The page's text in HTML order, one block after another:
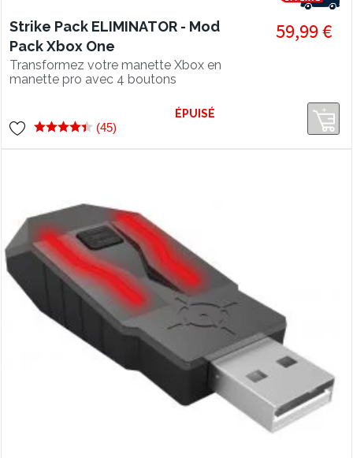
Strike Pack ELIMINATOR - Mod
Pack Xbox One
Transformez votre manette Xbox en
manette pro avec 4 boutons
lâcher les joysticks et profitez des
mods pour prendre l'avantage sur vos
adversaires ! Attention, non
59,99 €
(45)
ÉPUISÉ